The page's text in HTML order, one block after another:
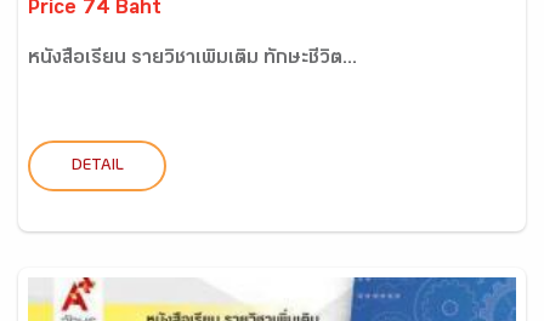
Price 74 Baht
หนังสือเรียน รายวิชาเพิ่มเติม ทักษะชีวิต...
DETAIL